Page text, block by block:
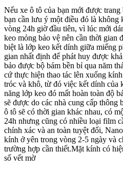
Nếu xe ô tô của bạn mới được
bạn cần lưu ý một điều đó là không
vòng 24h giờ đầu tiên, vì lúc mới
keo mỏng bảo vệ nên cần thời
biệt là lớp keo kết dính giữa miếng
gian nhất định để phát huy được
bảo được bộ bám bền bỉ qua năm
cứ thực hiện thao tác lên xuống
tróc và khô, từ đó việc kết dính của
năng lớp keo đó mất hoàn toàn độ
sẽ được do các nhà cung cấp
ô tô sẽ có thời gian khác nhau, có
24h nhưng cũng có nhiều loại film
chính xác và an toàn tuyệt đối,
kính ở yên trong vòng 2-5 ngày và
trường hợp cần thiết.Mặt kính có
số vết mờ